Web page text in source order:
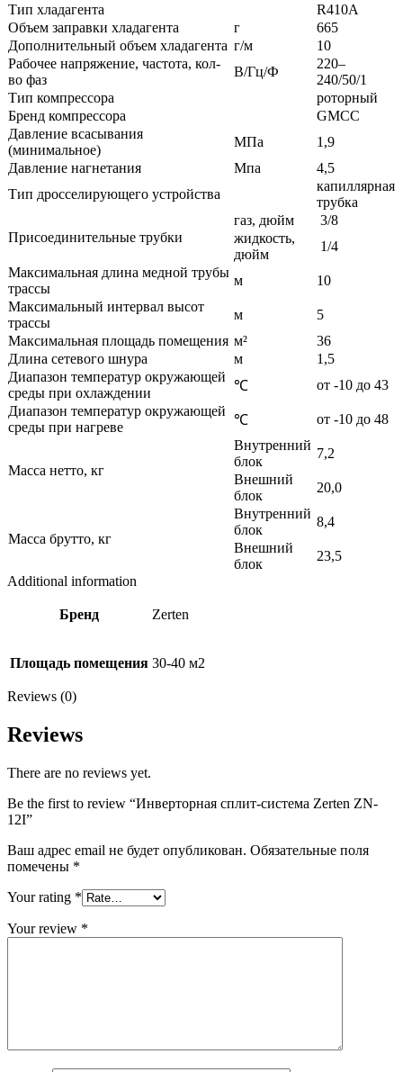
Тип хладагента
R410A
Объем заправки хладагента
г
665
Дополнительный объем хладагента г/м
10
Рабочее напряжение, частота, кол-
во фаз
В/Гц/Ф
220–
240/50/1
Тип компрессора
роторный
Бренд компрессора
GMCC
Давление всасывания
(минимальное)
МПа
1,9
Давление нагнетания
Мпа
4,5
Тип дросселирующего устройства
капиллярная
трубка
Присоединительные трубки
газ, дюйм
3/8
жидкость,
дюйм
1/4
Максимальная длина медной трубы
трассы
м
10
Максимальный интервал высот
трассы
м
5
Максимальная площадь помещения м²
36
Длина сетевого шнура
м
1,5
Диапазон температур окружающей
среды при охлаждении
℃
от -10 до 43
Диапазон температур окружающей
среды при нагреве
℃ от -10 до 48
Масса нетто, кг
Внутренний
блок
7,2
Внешний
блок
20,0
Масса брутто, кг
Внутренний
блок
8,4
Внешний
блок
23,5
Additional information
Бренд Zerten
Площадь помещения 30-40 м2
Reviews (0)
Reviews
There are no reviews yet.
Be the first to review “Инверторная сплит-система Zerten ZN-
12I”
Ваш адрес email не будет опубликован. Обязательные поля
помечены *
Your rating *
Your review *